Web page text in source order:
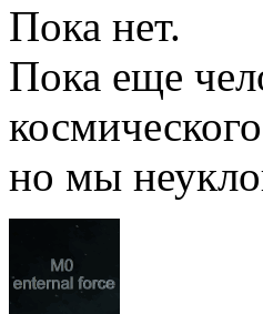
Пока нет.
Пока еще
но мы